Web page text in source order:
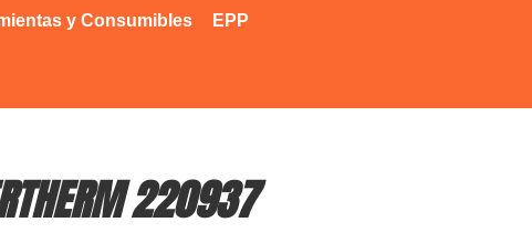
y Consumibles EPP
220937